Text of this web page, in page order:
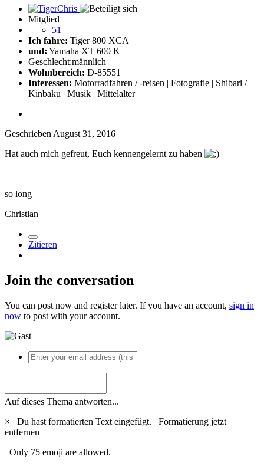
Mitglied
51
Ich fahre: Tiger 800 XCA
und: Yamaha XT 600 K
Geschlecht:männlich
Wohnbereich: D-85551
Interessen: Motorradfahren / -reisen | Fotografie | Shibari /
Kinbaku | Musik | Mittelalter
Geschrieben August 31, 2016
Hat auch mich gefreut, Euch kennengelernt zu haben
so long
Christian
Zitieren
Join the conversation
You can post now and register later. If you have an account, sign in
now to post with your account.
Auf dieses Thema antworten...
×
Du hast formatierten Text eingefügt. Formatierung jetzt
entfernen
Only 75 emoji are allowed.